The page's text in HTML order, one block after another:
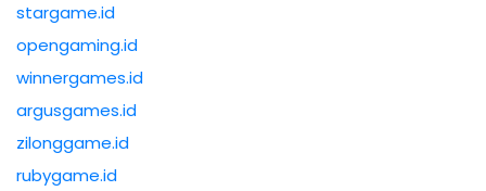
stargame.id
opengaming.id
winnergames.id
argusgames.id
zilonggame.id
rubygame.id